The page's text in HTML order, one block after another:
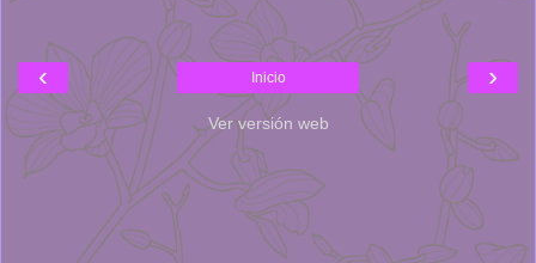
‹ ›
Inicio
Ver versión web